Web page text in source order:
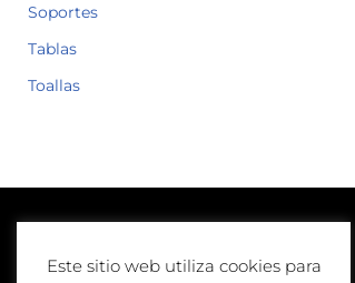
Soportes
Tablas
Toallas
Lunes a Viernes
10:00-13:00 | 17:00-20:00
Este sitio web utiliza cookies para